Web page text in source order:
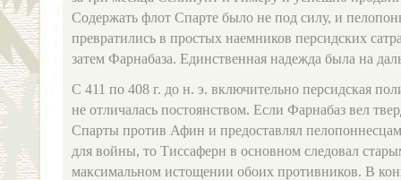
Содержать флот Спарте было не под силу, и
превратились в простых наемников персидских
затем Фарнабаза. Единственная надежда была на
С 411 по 408 г. до н. э. включительно персидская
не отличалась постоянством. Если Фарнабаз вел
Спарты против Афин и предоставлял
для войны, то Тиссаферн в основном следовал
максимальном истощении обоих противников. В